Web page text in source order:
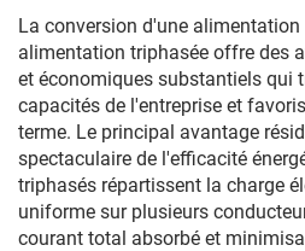
garantie de 15 ans
La conversion d'une
alimentation triphasée offre des
et économiques substantiels qui
capacités de l'entreprise et
terme. Le principal avantage
spectaculaire de l'efficacité
triphasés répartissent la charge
uniforme sur plusieurs
courant total absorbé et